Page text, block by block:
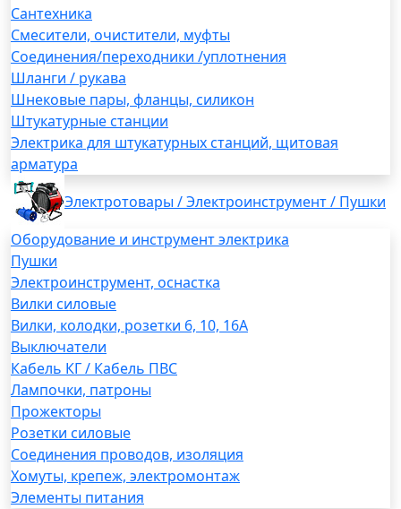
Сантехника
Смесители, очистители, муфты
Соединения/переходники /уплотнения
Шланги / рукава
Шнековые пары, фланцы, силикон
Штукатурные станции
Электрика для штукатурных станций, щитовая
арматура
Электротовары / Электроинструмент / Пушки
Оборудование и инструмент электрика
Пушки
Электроинструмент, оснастка
Вилки силовые
Вилки, колодки, розетки 6, 10, 16А
Выключатели
Кабель КГ / Кабель ПВС
Лампочки, патроны
Прожекторы
Розетки силовые
Соединения проводов, изоляция
Хомуты, крепеж, электромонтаж
Элементы питания